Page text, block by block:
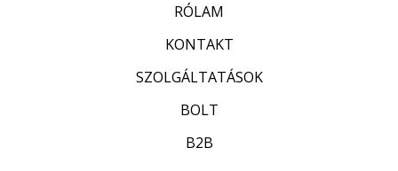
RÓLAM
KONTAKT
SZOLGÁLTATÁSOK
BOLT
B2B